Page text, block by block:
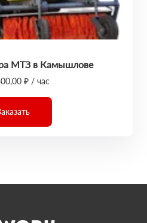
МТЗ в Камышлове
₽ / час